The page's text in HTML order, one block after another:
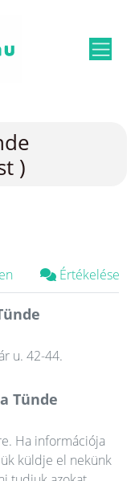
)
Értékelések
u. 42-44.
Tünde
Ha információja
küldje el nekünk